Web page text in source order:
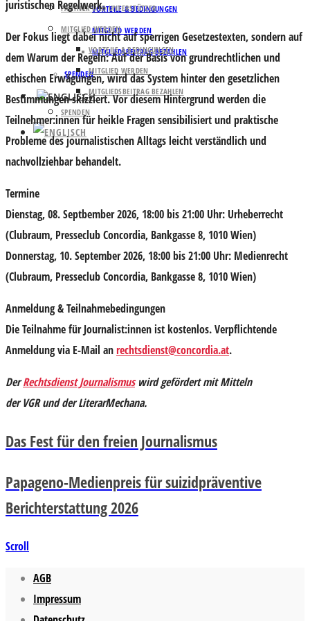
VORTEILE & BEDINGUNGEN
MITGLIED WERDEN
MITGLIEDSBEITRAG BEZAHLEN
SPENDEN
PARTNER UND UNTERSTÜTZER
MITGLIED WERDEN
VORTEILE & BEDINGUNGEN
MITGLIED WERDEN
MITGLIEDSBEITRAG BEZAHLEN
SPENDEN
juristischen Regelwerk.
Der Fokus liegt dabei nicht auf sperrigen Gesetzestexten, sondern auf
dem Warum der Regeln: Auf der Basis von grundrechtlichen und
ethischen Erwägungen, wird das System hinter den gesetzlichen
Bestimmungen skizziert. Vor diesem Hintergrund werden die
Teilnehmer:innen für heikle Fragen sensibilisiert und praktische
Probleme des journalistischen Alltags leicht verständlich und
nachvollziehbar behandelt.
Termine
Dienstag, 08. Septbember 2026, 18:00 bis 21:00 Uhr: Urheberrecht
(Clubraum, Presseclub Concordia, Bankgasse 8, 1010 Wien)
Donnerstag, 10. September 2026, 18:00 bis 21:00 Uhr: Medienrecht
(Clubraum, Presseclub Concordia, Bankgasse 8, 1010 Wien)
Anmeldung & Teilnahmebedingungen
Die Teilnahme für Journalist:innen ist kostenlos. Verpflichtende
Anmeldung via E-Mail anrechtsdienst@concordia.at.
DerRechtsdienst Journalismuswird gefördert mit Mitteln
derVGRund derLiterarMechana.
Das Fest für den freien Journalismus
Papageno-Medienpreis für suizidpräventive
Berichterstattung 2026
Scroll
AGB
Impressum